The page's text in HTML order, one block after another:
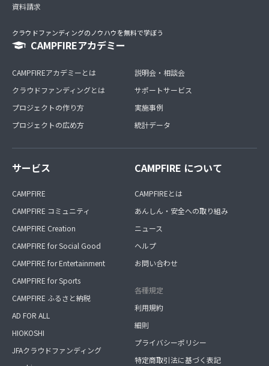
資料請求
クラウドファンディングのノウハウを無料で学ぼう
CAMPFIREアカデミー
CAMPFIREアカデミーとは
クラウドファンディングとは
プロジェクトの作り方
プロジェクトの広め方
説明会・相談会
サポートサービス
実施事例
統計データ
サービス
CAMPFIRE
CAMPFIRE コミュニティ
CAMPFIRE Creation
CAMPFIRE for Social Good
CAMPFIRE for Entertainment
CAMPFIRE for Sports
CAMPFIRE ふるさと納税
AD FOR ALL
HIOKOSHI
JFAクラウドファンディング
CAMPFIRE について
CAMPFIREとは
あんしん・安全への取り組み
ニュース
ヘルプ
お問い合わせ
各種規定
利用規約
細則
プライバシーポリシー
特定商取引法に基づく表記